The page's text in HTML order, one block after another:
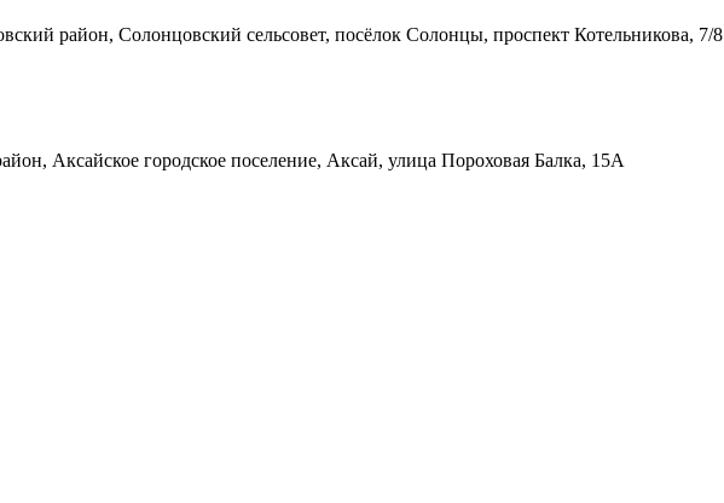
район, Солонцовский сельсовет, посёлок Солонцы, проспект Котельникова, 7/8
Аксайское городское поселение, Аксай, улица Пороховая Балка, 15А